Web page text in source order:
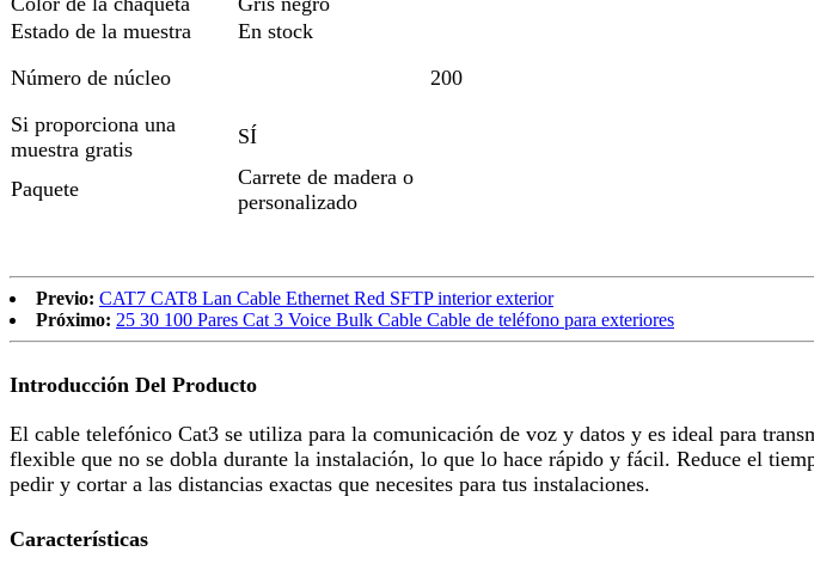
Estado de la muestra
En stock
Número de núcleo
200
Si proporciona una
muestra gratis
SÍ
Paquete
Carrete de madera o
personalizado
Previo: CAT7 CAT8 Lan Cable Ethernet Red SFTP interior exterior
Próximo: 25 30 100 Pares Cat 3 Voice Bulk Cable Cable de teléfono para exteriores
Introducción Del Producto
El cable telefónico Cat3 se utiliza para la comunicación de voz y datos y es ideal para
flexible que no se dobla durante la instalación, lo que lo hace rápido y fácil. Reduce el
pedir y cortar a las distancias exactas que necesites para tus instalaciones.
Características